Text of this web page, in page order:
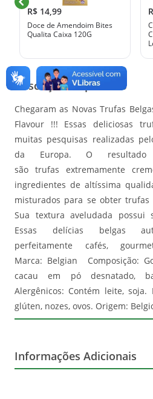
R$ 14,99
Doce de Amendoim Bites
Qualita Caixa 120G
Descrição do produto
Chegaram as Novas Trufas
Flavour !!! Essas deliciosas
muitas pesquisas realizadas
da Europa. O
são trufas extremamente
ingredientes de altíssima
misturados para se obter trufas
Sua textura aveludada possui
Essas delícias belgas
perfeitamente cafés,
Marca: Belgian Composição:
cacau em pó desnatado,
Alergênicos: Contém leite,
glúten, nozes, ovos. Origem:
Informações Adicionais